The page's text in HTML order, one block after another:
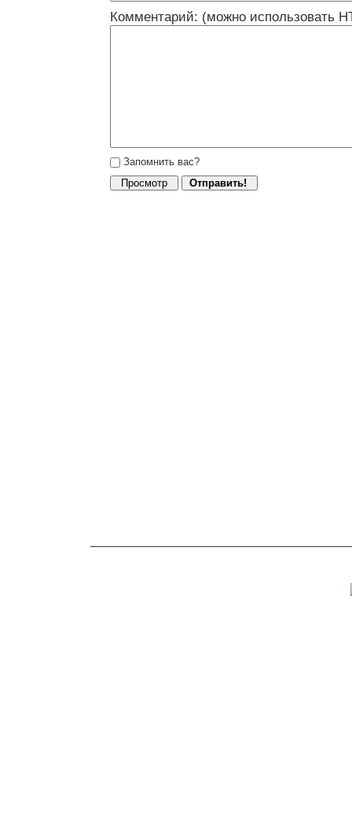
Комментарий: (можно использовать
Запомнить вас?